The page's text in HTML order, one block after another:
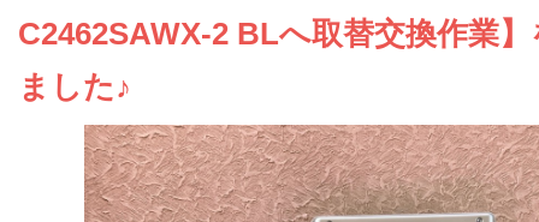
会社概要
C2462SAWX-2 BLへ取替交換作業
ました♪